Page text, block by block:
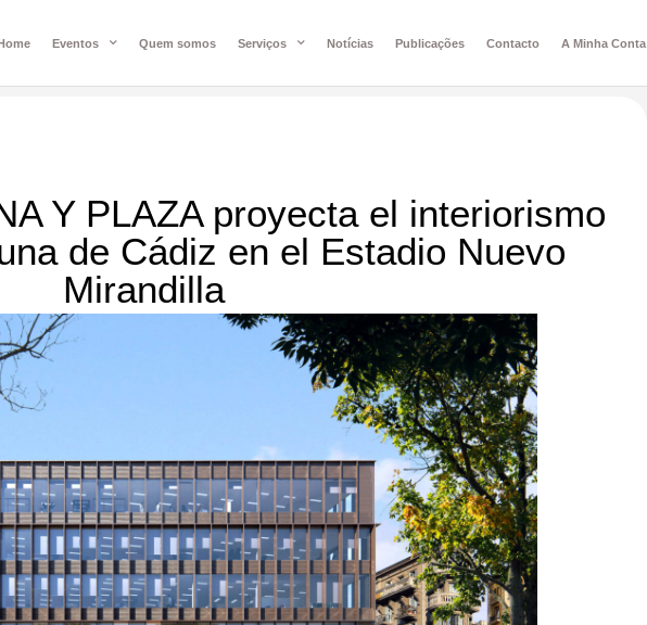
Eventos Quem somos Serviços Notícias Publicações Contacto A Minha Conta
Y PLAZA proyecta el interiorismo
de Cádiz en el Estadio Nuevo
Mirandilla